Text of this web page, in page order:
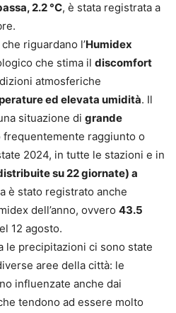
2.2 °C, è stata registrata a
riguardano l’Humidex
che stima il discomfort
atmosferiche
ed elevata umidità. Il
situazione di grande
raggiunto o
2024, in tutte le stazioni e in
su 22 giornate) a
è stato registrato anche
dell’anno, ovvero 43.5
12 agosto.
le precipitazioni ci sono state
aree della città: le
influenzate anche dai
tendono ad essere molto